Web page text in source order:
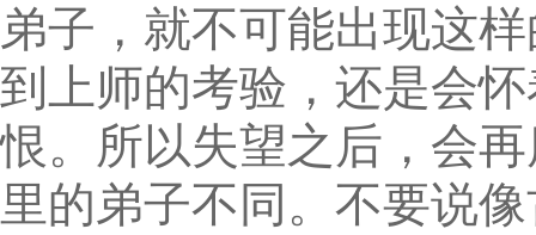
弟子，就不可能出现这
到上师的考验，还是会
恨。所以失望之后，会
里的弟子不同。不要说